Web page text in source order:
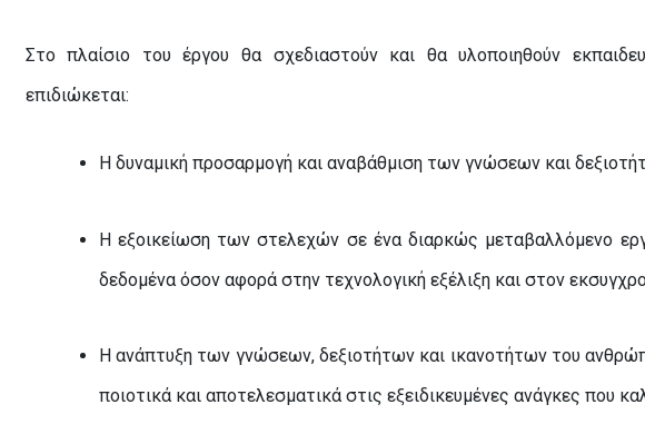
Στο πλαίσιο του έργου θα σχεδιαστούν και θα υλοποιηθούν
επιδιώκεται:
Η δυναμική προσαρμογή και αναβάθμιση των γνώσεων και
Η εξοικείωση των στελεχών σε ένα διαρκώς μεταβαλλόμενο
δεδομένα όσον αφορά στην τεχνολογική εξέλιξη και στον
Η ανάπτυξη των γνώσεων, δεξιοτήτων και ικανοτήτων του
ποιοτικά και αποτελεσματικά στις εξειδικευμένες ανάγκες που